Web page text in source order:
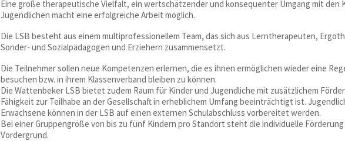
Eine große therapeutische Vielfalt, ein wertschätzender und konsequenter Umgang mit den
Jugendlichen macht eine erfolgreiche Arbeit möglich.
Die LSB besteht aus einem multiprofessionellem Team, das sich aus Lerntherapeuten,
Sonder- und Sozialpädagogen und Erziehern zusammensetzt.
Die Teilnehmer sollen neue Kompetenzen erlernen, die es ihnen ermöglichen wieder eine
besuchen bzw. in ihrem Klassenverband bleiben zu können.
Die Wattenbeker LSB bietet zudem Raum für Kinder und Jugendliche mit zusätzlichem
Fähigkeit zur Teilhabe an der Gesellschaft in erheblichem Umfang beeinträchtigt ist.
Erwachsene können in der LSB auf einen externen Schulabschluss vorbereitet werden.
Bei einer Gruppengröße von bis zu fünf Kindern pro Standort steht die individuelle Förderung
Vordergrund.